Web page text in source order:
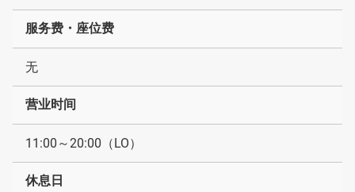
服务费・座位费
无
营业时间
11:00～20:00（LO）
休息日